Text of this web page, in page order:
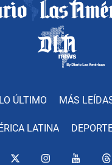
LO ÚLTIMO MÁS
LATINA